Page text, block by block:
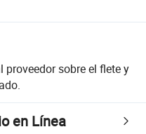
proveedor sobre el flete y
en Línea